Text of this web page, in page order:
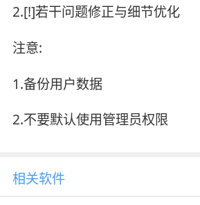
2.[!]若干问题修正与细节优化
注意:
1.备份用户数据
2.不要默认使用管理员权限
相关软件